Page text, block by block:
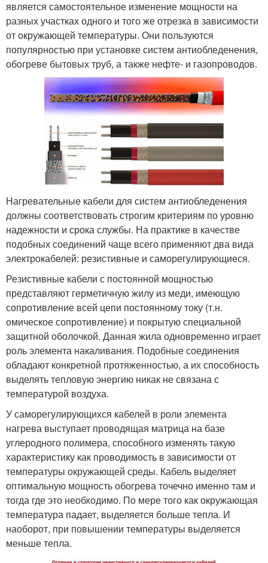
является самостоятельное изменение мощности на
разных участках одного и того же отрезка в зависимости
от окружающей температуры. Они пользуются
популярностью при установке систем антиобледенения,
обогреве бытовых труб, а также нефте- и газопроводов.
Нагревательные кабели для систем антиобледенения
должны соответствовать строгим критериям по уровню
надежности и срока службы. На практике в качестве
подобных соединений чаще всего применяют два вида
электрокабелей: резистивные и саморегулирующиеся.
Резистивные кабели с постоянной мощностью
представляют герметичную жилу из меди, имеющую
сопротивление всей цепи постоянному току (т.н.
омическое сопротивление) и покрытую специальной
защитной оболочкой. Данная жила одновременно играет
роль элемента накаливания. Подобные соединения
обладают конкретной протяженностью, а их способность
выделять тепловую энергию никак не связана с
температурой воздуха.
У саморегулирующихся кабелей в роли элемента
нагрева выступает проводящая матрица на базе
углеродного полимера, способного изменять такую
характеристику как проводимость в зависимости от
температуры окружающей среды. Кабель выделяет
оптимальную мощность обогрева точечно именно там и
тогда где это необходимо. По мере того как окружающая
температура падает, выделяется больше тепла. И
наоборот, при повышении температуры выделяется
меньше тепла.